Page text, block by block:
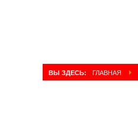
ВЫ ЗДЕСЬ: ГЛАВНАЯ